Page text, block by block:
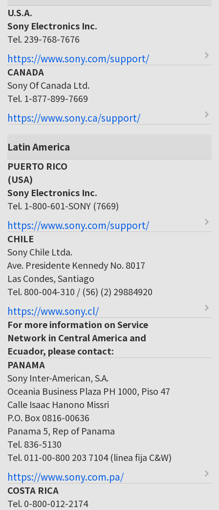
U.S.A.
Sony Electronics Inc.
Tel. 239-768-7676
https://www.sony.com/support/
CANADA
Sony Of Canada Ltd.
Tel. 1-877-899-7669
https://www.sony.ca/support/
Latin America
PUERTO RICO
(USA)
Sony Electronics Inc.
Tel. 1-800-601-SONY (7669)
https://www.sony.com/support/
CHILE
Sony Chile Ltda.
Ave. Presidente Kennedy No. 8017
Las Condes, Santiago
Tel. 800-004-310 / (56) (2) 29884920
https://www.sony.cl/
For more information on Service
Network in Central America and
Ecuador, please contact:
PANAMA
Sony Inter-American, S.A.
Oceania Business Plaza PH 1000, Piso 47
Calle Isaac Hanono Missri
P.O. Box 0816-00636
Panama 5, Rep of Panama
Tel. 836-5130
Tel. 011-00-800 203 7104 (linea fija C&W)
https://www.sony.com.pa/
COSTA RICA
Tel. 0-800-012-2174